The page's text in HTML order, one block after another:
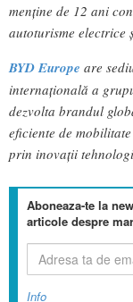
menține de 12 ani
autoturisme electrice
BYD Europe are
internațională a
dezvolta brandul
eficiente de
prin inovații
Aboneaza-te la
articole despre
Info